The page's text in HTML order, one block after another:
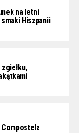
na letni
Hiszpanii